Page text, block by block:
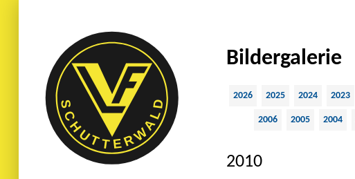
Bildergalerie
2026 2025 2024 2023
2006 2005 2004
2010